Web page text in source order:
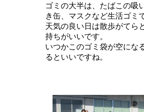
ゴミの大半は、たばこの吸
き缶、マスクなど生活ゴミ
天気の良い日は散歩がてら
持ちがいいです。
いつかこのゴミ袋が空にな
るといいですね。